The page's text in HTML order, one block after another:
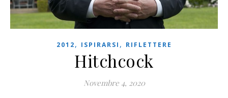
2012, ISPIRARSI , RIFLETTERE
Hitchcock
Novembre 4, 2020